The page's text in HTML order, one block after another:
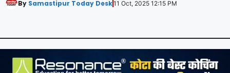
By Samastipur Today Desk11 Oct, 2025 12:15 PM